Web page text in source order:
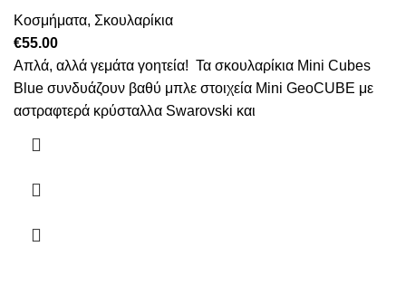
Κοσμήματα, Σκουλαρίκια
€55.00
Απλά, αλλά γεμάτα γοητεία! Τα σκουλαρίκια Mini Cubes
Blue συνδυάζουν βαθύ μπλε στοιχεία Mini GeoCUBE με
αστραφτερά κρύσταλλα Swarovski και